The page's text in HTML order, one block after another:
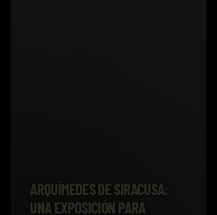
ARQUÍMEDES DE SIRACUSA:
UNA EXPOSICIÓN PARA